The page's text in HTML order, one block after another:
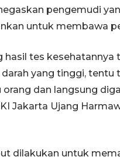
pengemudi
untuk membawa
hasil tes
darah yang tinggi,
dan langsung
Jakarta Ujang
dilakukan untuk